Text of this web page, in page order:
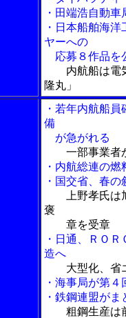
・田端浩自動
・日本船舶海
ヤーへの
応募８作品を
内航船は電
隆丸」
・若年内航船
備
が急がれる
一部事業者
・内航総連の
・国交省、春
上野孝氏
褒
章を受章
・日通、ＲＯ
造へ
大型化、省
・海事局が第
・鉄鋼連盟が
粗鋼生産は